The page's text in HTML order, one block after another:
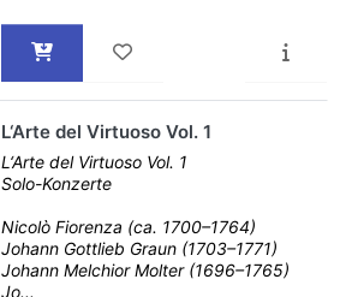
L‘Arte del Virtuoso Vol. 1
L‘Arte del Virtuoso Vol. 1
Solo-Konzerte
Nicolò Fiorenza (ca. 1700–1764)
Johann Gottlieb Graun (1703–1771)
Johann Melchior Molter (1696–1765)
Jo...